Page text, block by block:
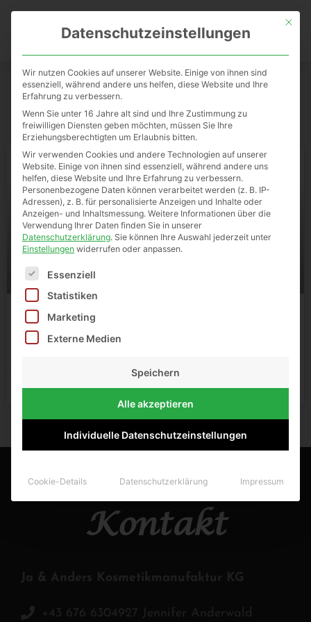
Blog
Geschenke zur Geburt: Worauf
Sie achten sollten
September 17, 2024
Kontakt
Mit
Datenschutzeinstellungen
Wir nutzen Cookies auf unserer Website. Einige von ihnen sind
essenziell, während andere uns helfen, diese Website und Ihre
Erfahrung zu verbessern.
Wenn Sie unter 16 Jahre alt sind und Ihre Zustimmung zu
freiwilligen Diensten geben möchten, müssen Sie Ihre
Erziehungsberechtigten um Erlaubnis bitten.
Wir verwenden Cookies und andere Technologien auf unserer
Website. Einige von ihnen sind essenziell, während andere uns
helfen, diese Website und Ihre Erfahrung zu verbessern.
Personenbezogene Daten können verarbeitet werden (z. B. IP-
Adressen), z. B. für personalisierte Anzeigen und Inhalte oder
Anzeigen- und Inhaltsmessung. Weitere Informationen über die
Verwendung Ihrer Daten finden Sie in unserer
Datenschutzerklärung. Sie können Ihre Auswahl jederzeit unter
Einstellungen widerrufen oder anpassen.
Es folgt eine Liste der Service-Gruppen, für die eine
Essenziell
Statistiken
Marketing
Externe Medien
Speichern
Alle akzeptieren
Individuelle Datenschutzeinstellungen
Cookie-Details Datenschutzerklärung Impressum